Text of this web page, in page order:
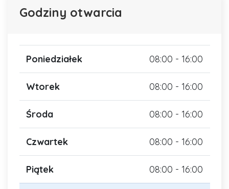
Godziny otwarcia
Poniedziałek 08:00 - 16:00
Wtorek 08:00 - 16:00
Środa 08:00 - 16:00
Czwartek 08:00 - 16:00
Piątek 08:00 - 16:00